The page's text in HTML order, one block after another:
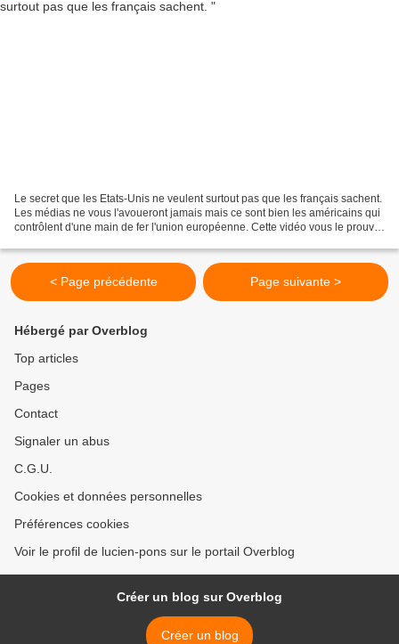
Le secret que les Etats-Unis ne veulent surtout pas que les français sachent.
Les médias ne vous l'avoueront jamais mais ce sont bien les américains qui
contrôlent d'une main de fer l'union européenne. Cette vidéo vous le prouve.
< Page précédente Page suivante >
Hébergé par Overblog
Top articles
Pages
Contact
Signaler un abus
C.G.U.
Cookies et données personnelles
Préférences cookies
Voir le profil de lucien-pons sur le portail Overblog
Créer un blog sur Overblog
Créer un blog